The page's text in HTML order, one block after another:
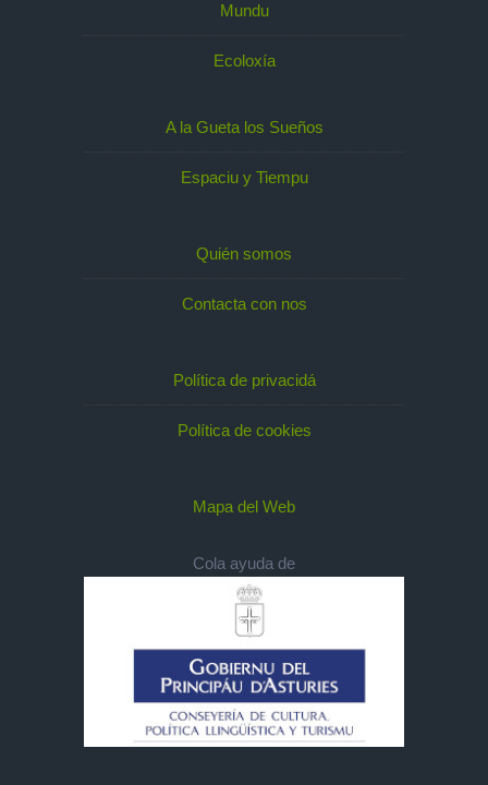
Mundu
Ecoloxía
A la Gueta los Sueños
Espaciu y Tiempu
Quién somos
Contacta con nos
Política de privacidá
Política de cookies
Mapa del Web
Cola ayuda de